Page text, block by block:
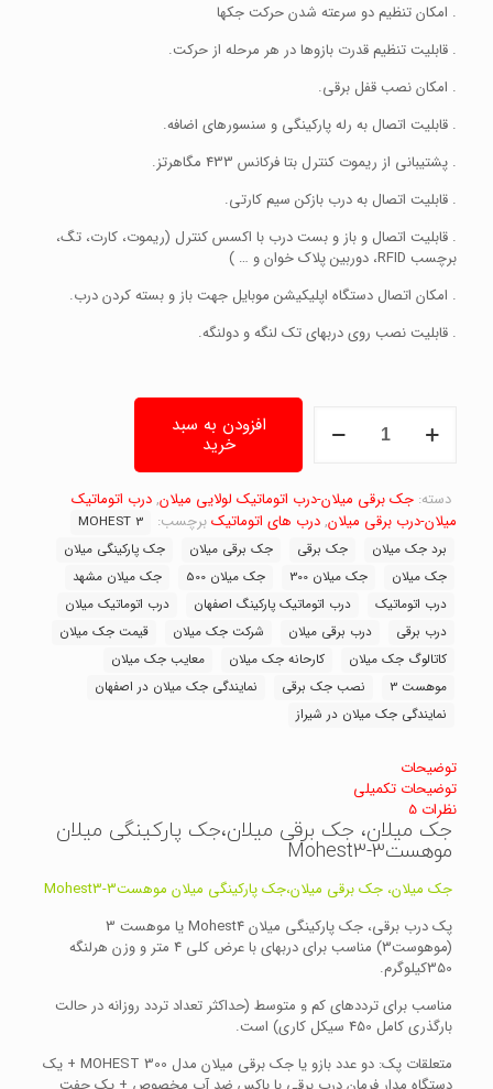
. امکان تنظیم دو سرعته شدن حرکت جکها
. قابلیت تنظیم قدرت بازوها در هر مرحله از حرکت.
. امکان نصب قفل برقی.
. قابلیت اتصال به رله پارکینگی و سنسورهای اضافه.
. پشتیبانی از ریموت کنترل بتا فرکانس 433 مگاهرتز.
. قابلیت اتصال به درب بازکن سیم کارتی.
. قابلیت اتصال و باز و بست درب با اکسس کنترل (ریموت، کارت، تگ،
برچسب RFID، دوربین پلاک خوان و … )
. امکان اتصال دستگاه اپلیکیشن موبایل جهت باز و بسته کردن درب.
. قابلیت نصب روی دربهای تک لنگه و دولنگه.
میلان،
میلان،جک
پارکینگی
میلان
موهست3-
Mohest3
عدد
افزودن به سبد
خرید
دسته: جک برقی میلان-درب اتوماتیک لولایی میلان,درب اتوماتیک
میلان-درب برقی میلان,درب های اتوماتیکبرچسب:
MOHEST 3
برد جک میلان
جک برقی جک برقی میلان
جک پارکینگی میلان
جک میلان
جک میلان 300 جک میلان 500
جک میلان مشهد
درب اتوماتیک
درب اتوماتیک پارکینگ اصفهان
درب اتوماتیک میلان
درب برقی
درب برقی میلان شرکت جک میلان
قیمت جک میلان
کاتالوگ جک میلان
کارحانه جک میلان
معایب جک میلان
موهست 3
نصب جک برقی
نمایندگی جک میلان در اصفهان
نمایندگی جک میلان در شیراز
توضیحات
توضیحات تکمیلی
نظرات 5
جک میلان، جک برقی میلان،جک پارکینگی میلان
موهست3-Mohest3
جک میلان، جک برقی میلان،جک پارکینگی میلان موهست3-Mohest3
پک درب برقی، جک پارکینگی میلان Mohest4 یا موهست 3
(موهوست3) مناسب برای دربهای با عرض کلی 4 متر و وزن هرلنگه
350کیلوگرم.
مناسب برای ترددهای کم و متوسط (حداکثر تعداد تردد روزانه در حالت
بارگذری کامل 450 سیکل کاری) است.
متعلقات پک: دو عدد بازو یا جک برقی میلان مدل MOHEST 300 + یک